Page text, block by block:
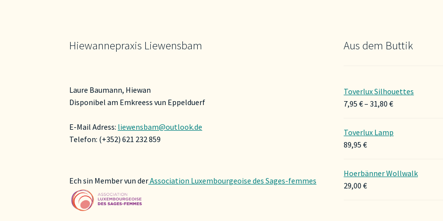
Hiewannepraxis Liewensbam
Laure Baumann, Hiewan
Disponibel am Emkreess vun Eppelduerf
E-Mail Adress: liewensbam@outlook.de
Telefon: (+352) 621 232 859
Ech sin Member vun derAssociation Luxembourgeoise des Sages-femmes
Aus dem Buttik
Toverlux Silhouettes
7,95€–31,80€Preisspanne:
Toverlux Lamp
89,95€
Hoerbänner Wollwalk
29,00€